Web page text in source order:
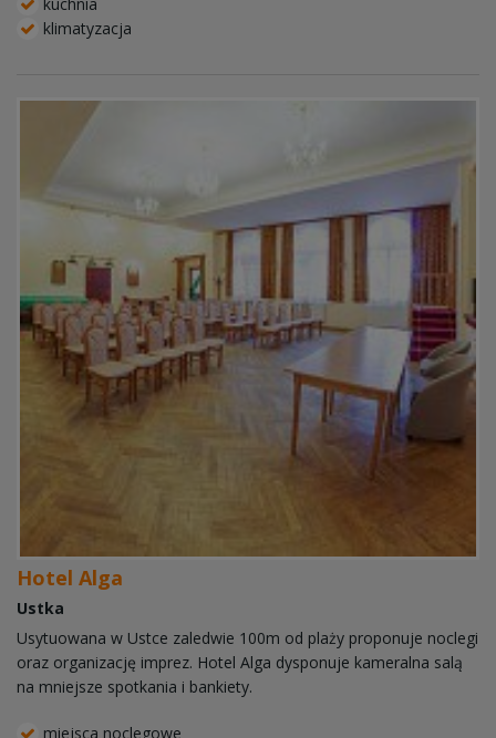
klimatyzacja
Hotel Alga
Ustka
Usytuowana w Ustce zaledwie 100m od plaży proponuje noclegi
oraz organizację imprez. Hotel Alga dysponuje kameralna salą
na mniejsze spotkania i bankiety.
miejsca noclegowe